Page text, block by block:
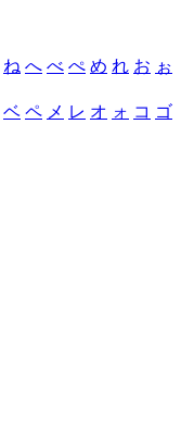
ね へ べ ぺ め れ お ぉ
ベ ペ メ レ オ ォ コ ゴ